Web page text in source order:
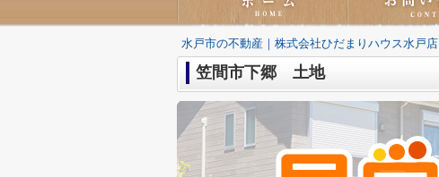
水戸市の不動産｜株式会社ひだまりハウス水戸店
笠間市下郷 土地